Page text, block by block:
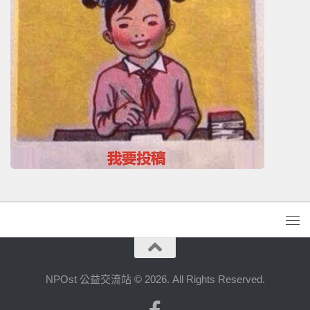
NPOst 公益交流站 © 2026. All Rights Reserved.